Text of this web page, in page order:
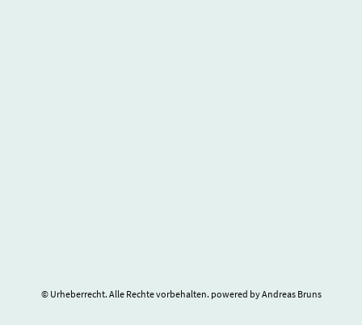
© Urheberrecht. Alle Rechte vorbehalten. powered by Andreas Bruns